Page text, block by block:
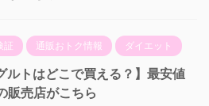
証 通販おトク情報 ダイエット
ルトはどこで買える？】最安値
販売店がこちら